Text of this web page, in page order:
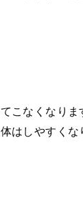
こなくなりま
はしやすくな